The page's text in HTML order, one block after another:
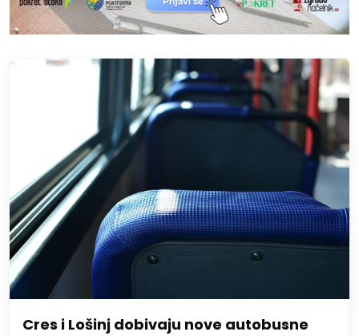
Cres i Lošinj dobivaju nove autobusne